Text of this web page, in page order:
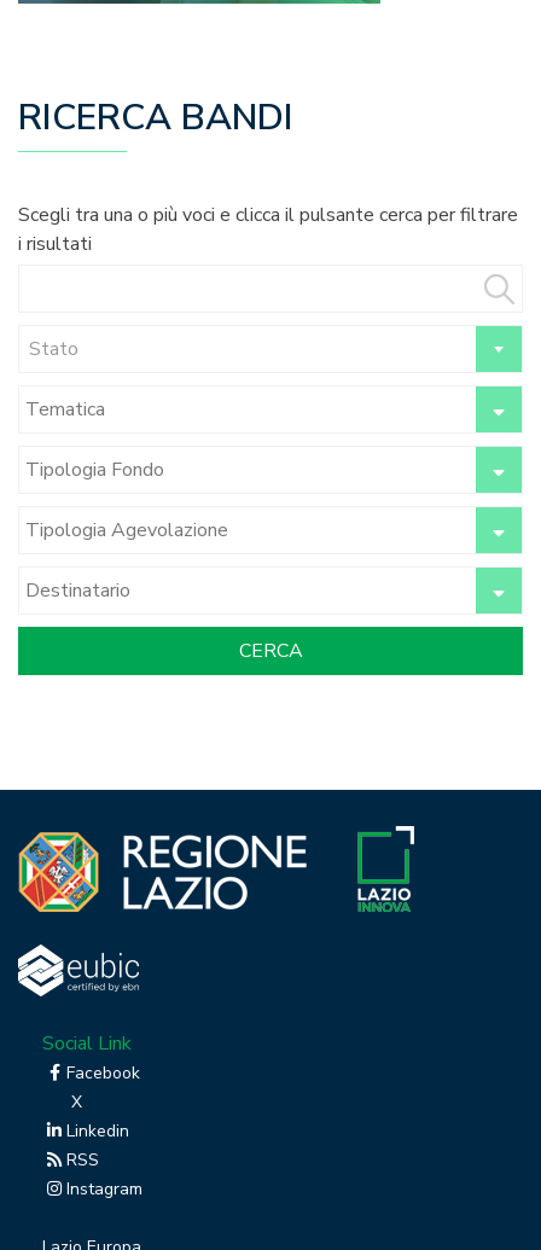
RICERCA BANDI
Scegli tra una o più voci e clicca il pulsante cerca per filtrare
i risultati
Stato
Social Link
Facebook
X
Linkedin
RSS
Instagram